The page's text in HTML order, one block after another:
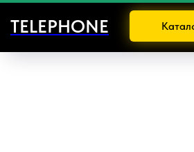
TELEPHONE